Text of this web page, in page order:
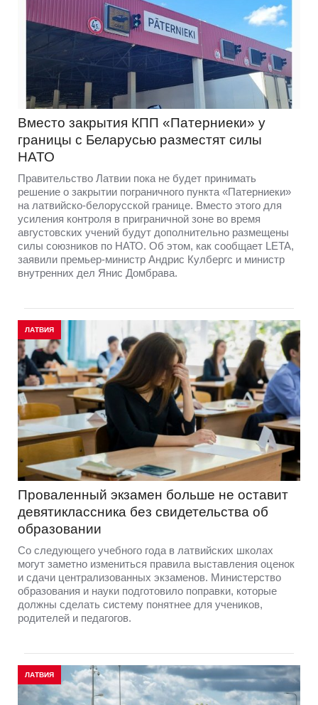
Вместо закрытия КПП «Патерниеки» у
границы с Беларусью разместят силы
НАТО
Правительство Латвии пока не будет принимать
решение о закрытии пограничного пункта «Патерниеки»
на латвийско-белорусской границе. Вместо этого для
усиления контроля в приграничной зоне во время
августовских учений будут дополнительно размещены
силы союзников по НАТО. Об этом, как сообщает LETA,
заявили премьер-министр Андрис Кулбергс и министр
внутренних дел Янис Домбрава.
ЛАТВИЯ
Проваленный экзамен больше не оставит
девятиклассника без свидетельства об
образовании
Со следующего учебного года в латвийских школах
могут заметно измениться правила выставления оценок
и сдачи централизованных экзаменов. Министерство
образования и науки подготовило поправки, которые
должны сделать систему понятнее для учеников,
родителей и педагогов.
ЛАТВИЯ